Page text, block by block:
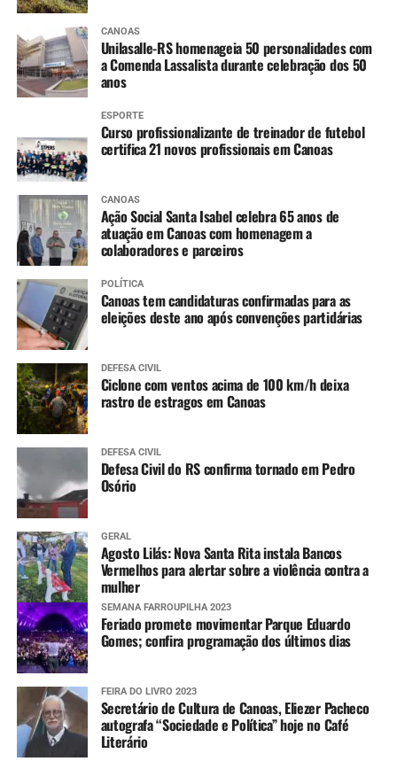
CANOAS
Unilasalle-RS homenageia 50 personalidades com
a Comenda Lassalista durante celebração dos 50
anos
ESPORTE
Curso profissionalizante de treinador de futebol
certifica 21 novos profissionais em Canoas
CANOAS
Ação Social Santa Isabel celebra 65 anos de
atuação em Canoas com homenagem a
colaboradores e parceiros
POLÍTICA
Canoas tem candidaturas confirmadas para as
eleições deste ano após convenções partidárias
DEFESA CIVIL
Ciclone com ventos acima de 100 km/h deixa
rastro de estragos em Canoas
DEFESA CIVIL
Defesa Civil do RS confirma tornado em Pedro
Osório
GERAL
Agosto Lilás: Nova Santa Rita instala Bancos
Vermelhos para alertar sobre a violência contra a
mulher
SEMANA FARROUPILHA 2023
Feriado promete movimentar Parque Eduardo
Gomes; confira programação dos últimos dias
FEIRA DO LIVRO 2023
Secretário de Cultura de Canoas, Eliezer Pacheco
autografa “Sociedade e Política” hoje no Café
Literário